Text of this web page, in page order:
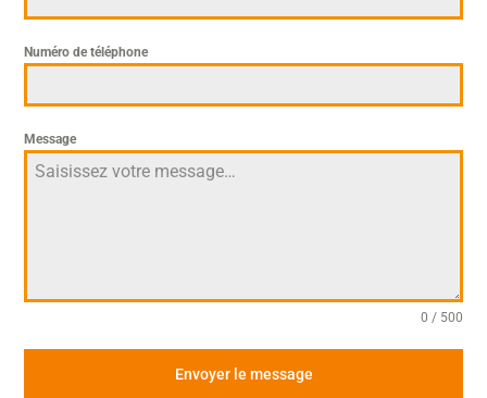
Numéro de téléphone
Message
0 / 500
Envoyer le message